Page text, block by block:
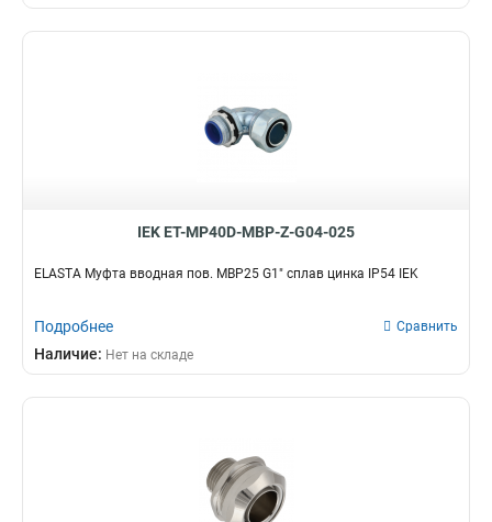
IEK ET-MP40D-MBP-Z-G04-025
ELASTA Муфта вводная пов. MBP25 G1" сплав цинка IP54 IEK
Подробнее Сравнить
Наличие: Нет на складе